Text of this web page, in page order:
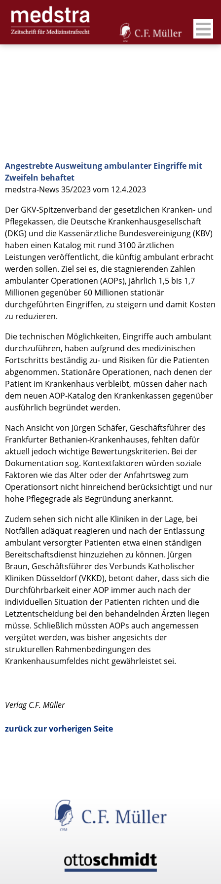
Angestrebte Ausweitung ambulanter Eingriffe mit
Zweifeln behaftet
medstra-News 35/2023 vom 12.4.2023
Der GKV-Spitzenverband der gesetzlichen Kranken- und
Pflegekassen, die Deutsche Krankenhausgesellschaft
(DKG) und die Kassenärztliche Bundesvereinigung (KBV)
haben einen Katalog mit rund 3100 ärztlichen
Leistungen veröffentlicht, die künftig ambulant erbracht
werden sollen. Ziel sei es, die stagnierenden Zahlen
ambulanter Operationen (AOPs), jährlich 1,5 bis 1,7
Millionen gegenüber 60 Millionen stationär
durchgeführten Eingriffen, zu steigern und damit Kosten
zu reduzieren.
Die technischen Möglichkeiten, Eingriffe auch ambulant
durchzuführen, haben aufgrund des medizinischen
Fortschritts beständig zu- und Risiken für die Patienten
abgenommen. Stationäre Operationen, nach denen der
Patient im Krankenhaus verbleibt, müssen daher nach
dem neuen AOP-Katalog den Krankenkassen gegenüber
ausführlich begründet werden.
Nach Ansicht von Jürgen Schäfer, Geschäftsführer des
Frankfurter Bethanien-Krankenhauses, fehlten dafür
aktuell jedoch wichtige Bewertungskriterien. Bei der
Dokumentation sog. Kontextfaktoren würden soziale
Faktoren wie das Alter oder der Anfahrtsweg zum
Operationsort nicht hinreichend berücksichtigt und nur
hohe Pflegegrade als Begründung anerkannt.
Zudem sehen sich nicht alle Kliniken in der Lage, bei
Notfällen adäquat reagieren und nach der Entlassung
ambulant versorgter Patienten etwa einen ständigen
Bereitschaftsdienst hinzuziehen zu können. Jürgen
Braun, Geschäftsführer des Verbunds Katholischer
Kliniken Düsseldorf (VKKD), betont daher, dass sich die
Durchführbarkeit einer AOP immer auch nach der
individuellen Situation der Patienten richten und die
Letztentscheidung bei den behandelnden Ärzten liegen
müsse. Schließlich müssten AOPs auch angemessen
vergütet werden, was bisher angesichts der
strukturellen Rahmenbedingungen des
Krankenhausumfeldes nicht gewährleistet sei.
Verlag C.F. Müller
zurück zur vorherigen Seite